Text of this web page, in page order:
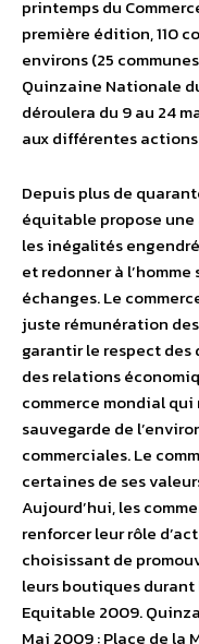
printemps du
première édition, 110
environs (25
Quinzaine Nationale
déroulera du 9 au 24
aux différentes actions
Depuis plus de
équitable propose
les inégalités
et redonner à
échanges. Le
juste rémunération
garantir le respect
des relations
commerce mondial qui
sauvegarde de
commerciales. Le
certaines de ses
Aujourd’hui, les
renforcer leur rôle
choisissant de
leurs boutiques durant
Equitable 2009.
Mai 2009 : Place de la